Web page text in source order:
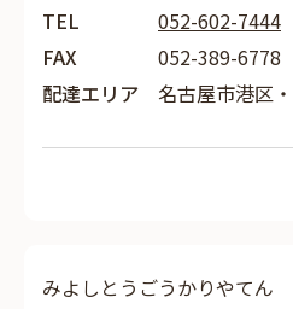
TEL
052-602-7444
FAX
052-389-6778
配達エリア
名古屋市港区
みよしとうごうかりやてん